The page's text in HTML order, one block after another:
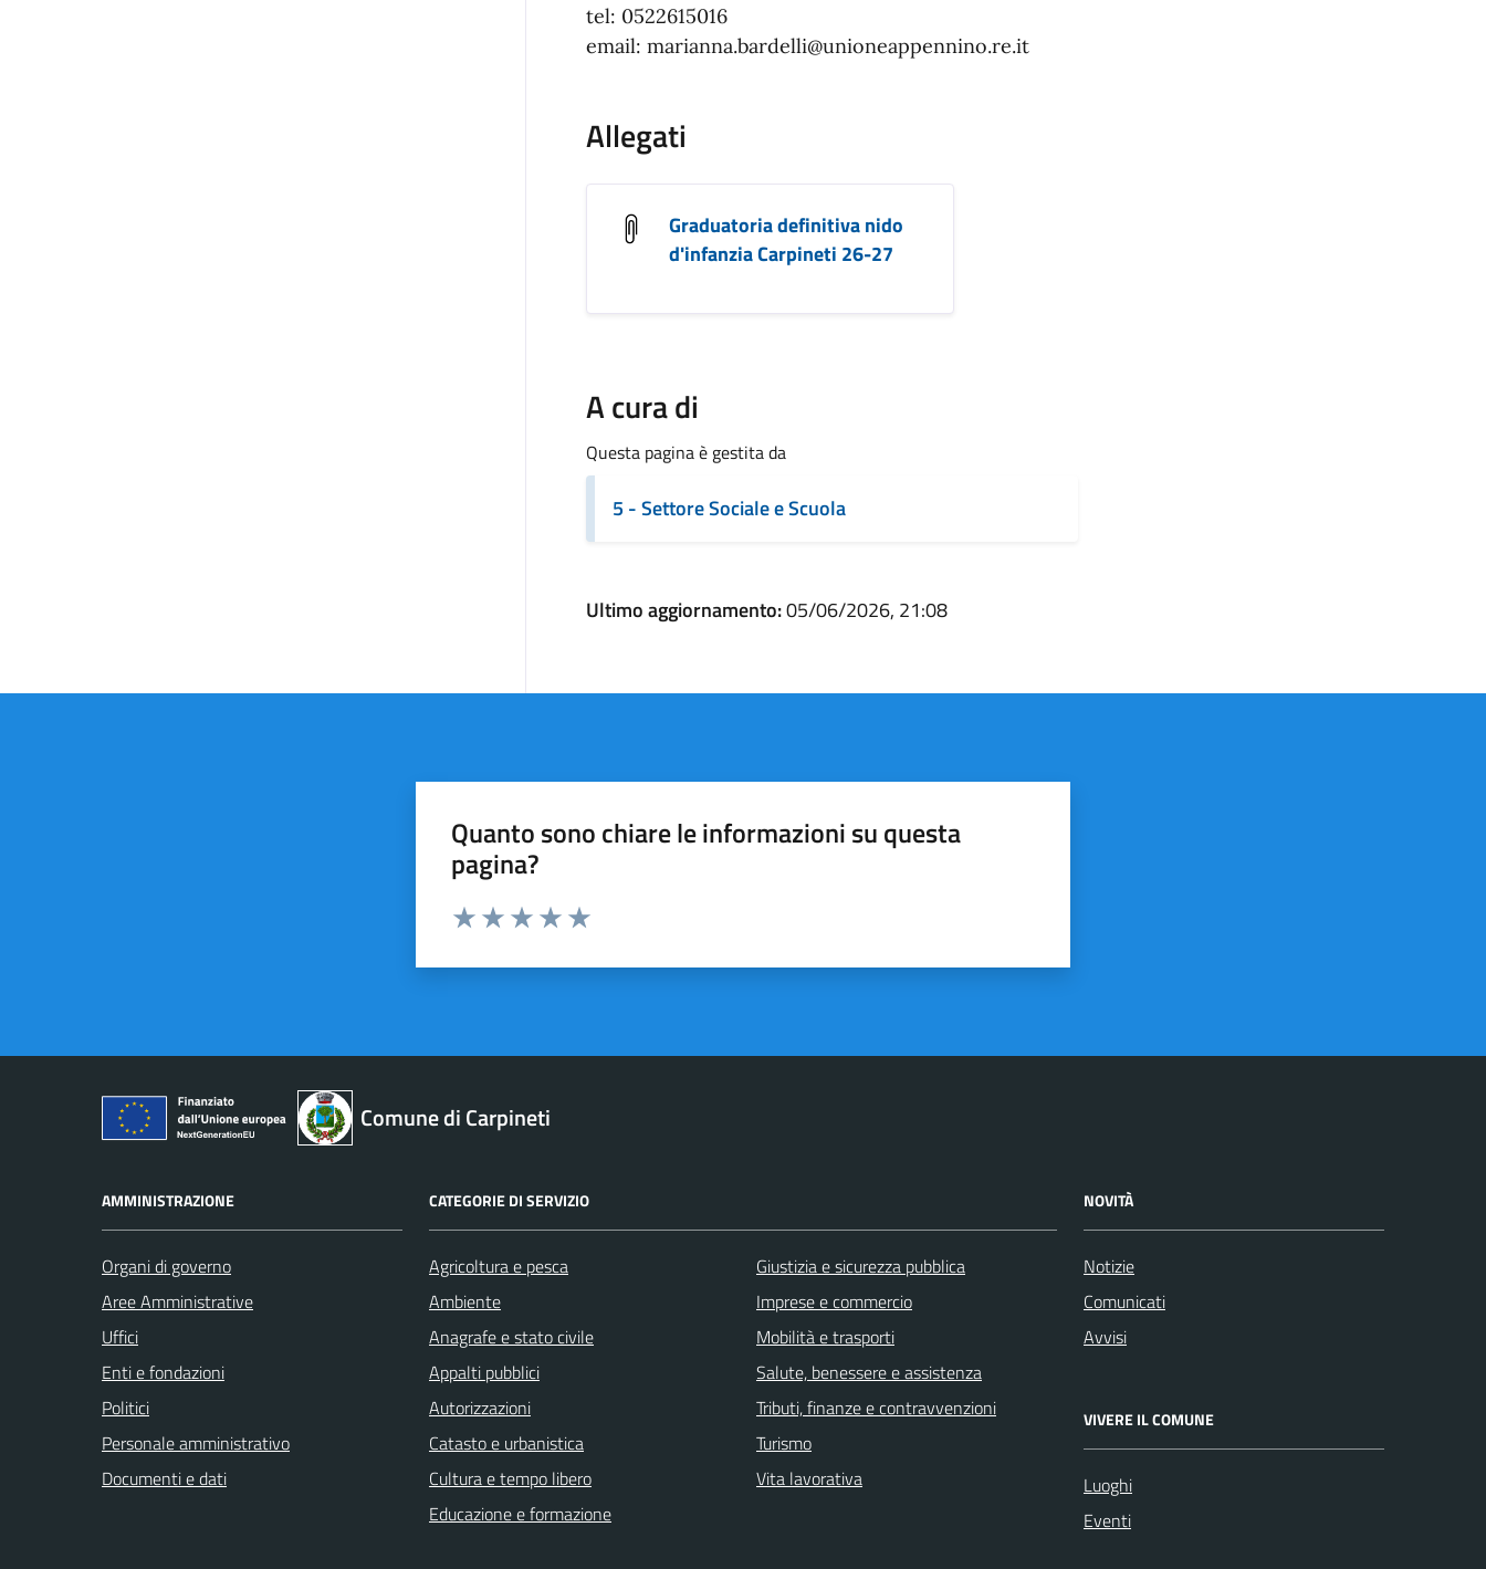
tel: 0522615016
email: marianna.bardelli@unioneappennino.re.it
Allegati
Graduatoria definitiva nido
d'infanzia Carpineti 26-27
A cura di
Questa pagina è gestita da
5 - Settore Sociale e Scuola
Ultimo aggiornamento:05/06/2026, 21:08
Quanto sono chiare le informazioni su questa
pagina?
Comune di Carpineti
AMMINISTRAZIONE
Organi di governo
Aree Amministrative
Uffici
Enti e fondazioni
Politici
Personale amministrativo
Documenti e dati
CATEGORIE DI SERVIZIO
Agricoltura e pesca
Ambiente
Anagrafe e stato civile
Appalti pubblici
Autorizzazioni
Catasto e urbanistica
Cultura e tempo libero
Educazione e formazione
Giustizia e sicurezza pubblica
Imprese e commercio
Mobilità e trasporti
Salute, benessere e assistenza
Tributi, finanze e contravvenzioni
Turismo
Vita lavorativa
NOVITÀ
Notizie
Comunicati
Avvisi
VIVERE IL COMUNE
Luoghi
Eventi